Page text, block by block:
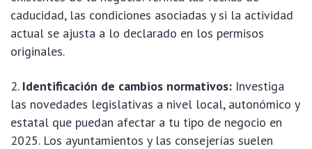
caducidad, las condiciones asociadas y si la actividad
actual se ajusta a lo declarado en los permisos
originales.
Identificación de cambios normativos: Investiga
las novedades legislativas a nivel local, autonómico y
estatal que puedan afectar a tu tipo de negocio en
2025. Los ayuntamientos y las consejerías suelen